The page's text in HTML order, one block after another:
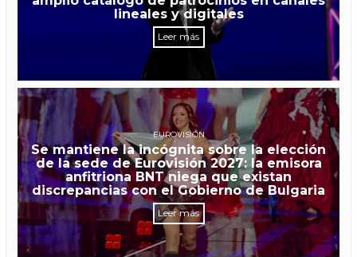
lineales y digitales
Leer más
EUROVISIÓN
Se mantiene la incógnita sobre la elección
de la sede de Eurovisión 2027: la emisora
anfitriona BNT niega que existan
discrepancias con el Gobierno de Bulgaria
Leer más